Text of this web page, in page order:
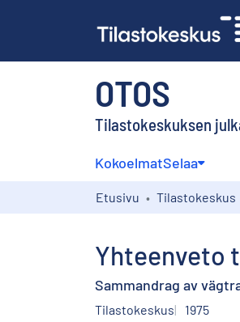
OTOS
Tilastokeskuksen
KokoelmatSelaa
Etusivu Tilastokeskus
Yhteenveto
Sammandrag av
Tilastokeskus 1975